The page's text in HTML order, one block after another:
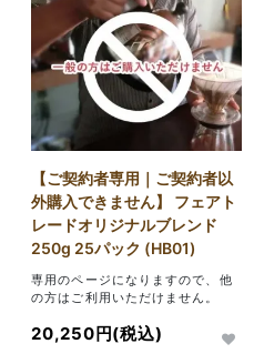
【ご契約者専用｜ご契約者以
外購入できません】 フェアト
レードオリジナルブレンド
250g 25パック (HB01)
専用のページになりますので、他
の方はご利用いただけません。
20,250円(税込)